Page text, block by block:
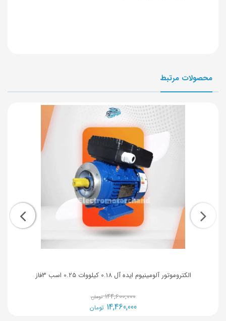
محصولات مرتبط
الکتروموتور آلومینیوم ایده آل 0.18 کیلووات 0.25 اسب 3فاز
144,600,000 تومان
14,460,000 تومان